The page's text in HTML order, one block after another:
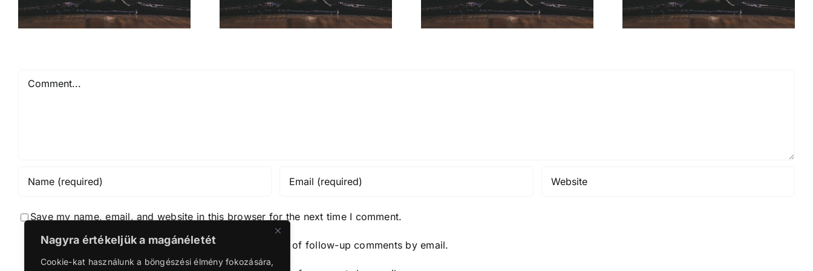
Nagyra értékeljük a magánéletét
Cookie-kat használunk a böngészési élmény fokozására,
Comment
Save my name, email, and website in this browser for the next time I comment.
Notify me of follow-up comments by email.